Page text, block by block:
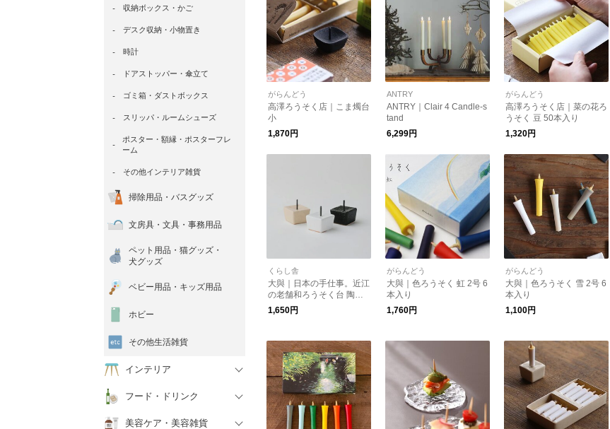
収納ボックス・かご
デスク収納・小物置き
時計
ドアストッパー・傘立て
ゴミ箱・ダストボックス
スリッパ・ルームシューズ
ポスター・額縁・ポスターフレ
ーム
その他インテリア雑貨
掃除用品・バスグッズ
文房具・文具・事務用品
ペット用品・猫グッズ・
犬グッズ
ベビー用品・キッズ用品
ホビー
その他生活雑貨
インテリア
フード・ドリンク
美容ケア・美容雑貨
がらんどう
高澤ろうそく店｜こま燭台
小
1,870円
ANTRY
ANTRY｜Clair 4 Candle-s
tand
6,299円
がらんどう
高澤ろうそく店｜菜の花ろ
うそく 豆 50本入り
1,320円
くらし舎
大與｜日本の手仕事。近江
の老舗和ろうそく台 陶製
1,650円
がらんどう
大與｜色ろうそく 虹 2号 6
本入り
1,760円
がらんどう
大與｜色ろうそく 雪 2号 6
本入り
1,100円